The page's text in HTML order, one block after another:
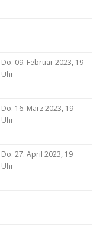
Do. 09. Februar 2023, 19
Uhr
Do. 16. März 2023, 19
Uhr
Do. 27. April 2023, 19
Uhr